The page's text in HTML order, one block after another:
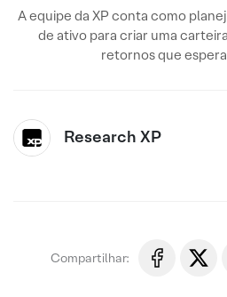
A equipe da XP conta como
de ativo para criar uma
retornos que
Research XP
Compartilhar: